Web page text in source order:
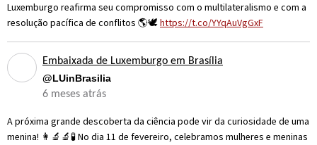
Luxemburgo reafirma seu compromisso com o multilateralismo e com a
resolução pacífica de conflitos 🌎🕊️https://t.co/YYqAuVgGxF
Embaixada de Luxemburgo em Brasília
@LUinBrasilia
6 meses atrás
A próxima grande descoberta da ciência pode vir da curiosidade de uma
menina! 👩‍🔬🔬🧪 No dia 11 de fevereiro, celebramos mulheres e meninas